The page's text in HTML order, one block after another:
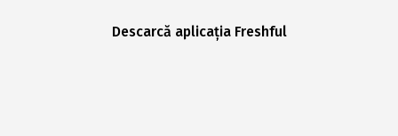
Descarcă aplicația Freshful